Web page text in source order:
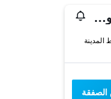
أبارت وتل أوداليز سيتي - نايس سنتر